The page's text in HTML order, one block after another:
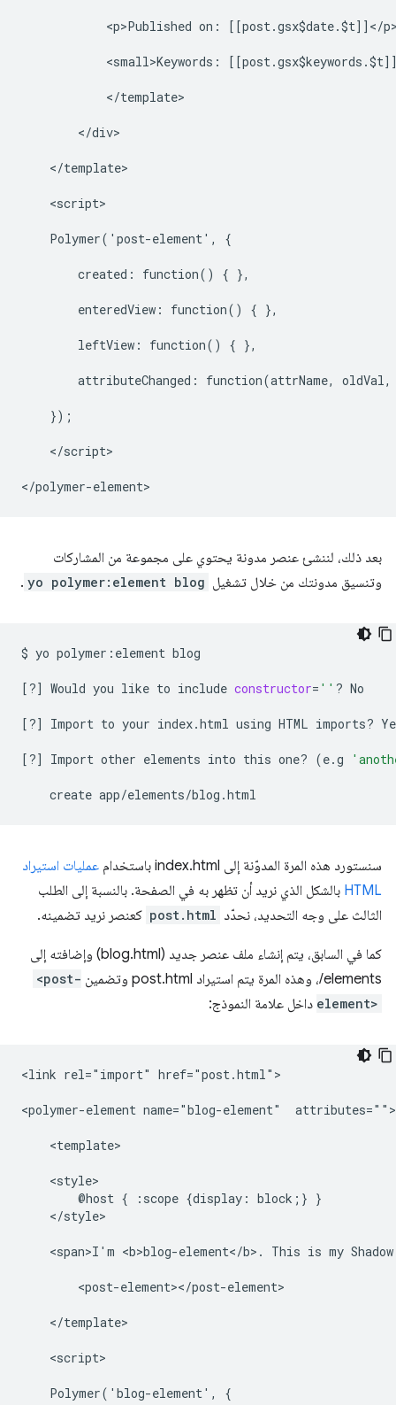
<p>Published on: [[post.gsx$date.$t]]</
<small>Keywords:
            </template>
        </div>
    </template>
    <script>
    Polymer('post-element', {
        created: function() { },
        enteredView: function() { },
        leftView: function() { },
attributeChanged: function(attrName,
    });
    </script>
بعد ذلك، لننشئ عنصر مدونة يحتوي على مجموعة من المشاركات
وتنسيق مدونتك من خلال تشغيل yo polymer:element blog
.
$ yo polymer:element blog
[ ?] Would you like to include constructor= '' ? No
[ ?] Import to your index.html using HTML imports?
[ ?] Import other elements into this one? (e.g
create
سنستورد هذه المرة المدوّنة إلى index.html باستخدام
عمليات استيراد
HTML بالشكل الذي نريد أن تظهر به في الصفحة. بالنسبة إلى الطلب
الثالث على وجه التحديد، نحدّد post.html كعنصر نريد تضمينه.
/elements، وهذه المرة يتم استيراد post.html وتضمين
<post-
element> داخل علامة النموذج:
<link rel="import" href="post.html">
<polymer-element name="blog-element"  attributes="">
    <template>
    <style>
        @host { :scope {display: block;} }
    </style>
<span>I'm <b>blog-element</b>. This is my
        <post-element></post-element>
    </template>
    <script>
    Polymer('blog-element', {